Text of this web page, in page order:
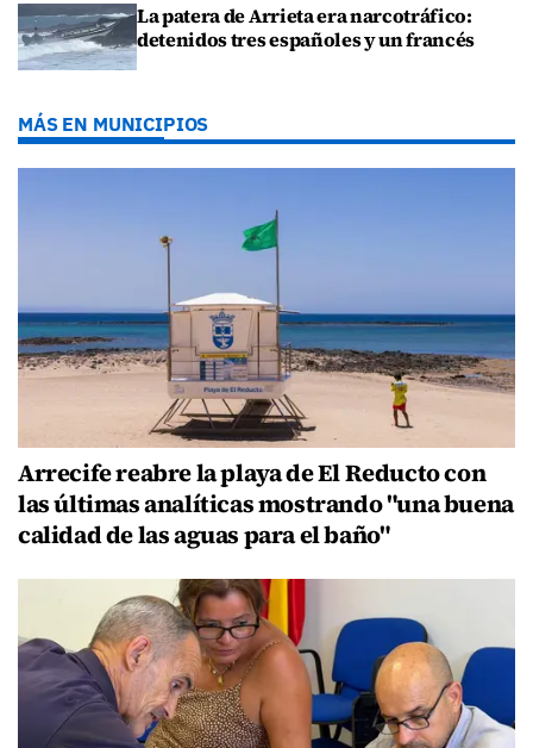
La patera de Arrieta era narcotráfico:
detenidos tres españoles y un francés
MÁS EN MUNICIPIOS
Arrecife reabre la playa de El Reducto con
las últimas analíticas mostrando "una buena
calidad de las aguas para el baño"